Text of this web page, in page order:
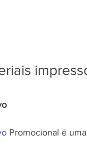
Promocional é